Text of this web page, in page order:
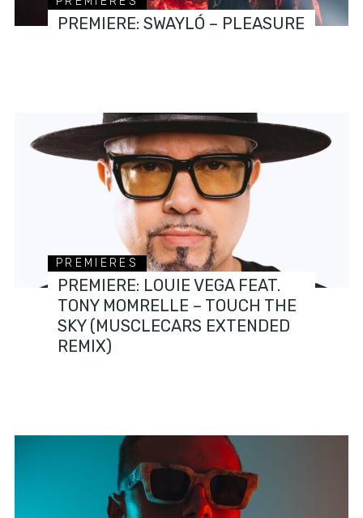
PREMIERE: SWAYLÓ – PLEASURE
PREMIERES
PREMIERE: LOUIE VEGA FEAT.
TONY MOMRELLE – TOUCH THE
SKY (MUSCLECARS EXTENDED
REMIX)